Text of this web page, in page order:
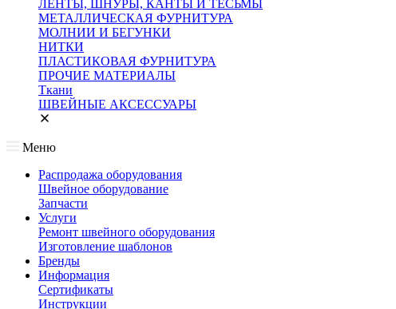
ЛЕНТЫ, ШНУРЫ, КАНТЫ И ТЕСЬМЫ
МЕТАЛЛИЧЕСКАЯ ФУРНИТУРА
МОЛНИИ И БЕГУНКИ
НИТКИ
ПЛАСТИКОВАЯ ФУРНИТУРА
ПРОЧИЕ МАТЕРИАЛЫ
Ткани
ШВЕЙНЫЕ АКСЕССУАРЫ
Меню
Распродажа оборудования
Швейное оборудование
Запчасти
Услуги
Ремонт швейного оборудования
Изготовление шаблонов
Бренды
Информация
Сертификаты
Инструкции